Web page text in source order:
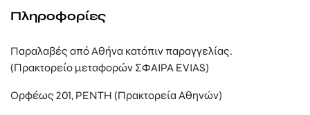
Πληροφορίες
Παραλαβές από Αθήνα κατόπιν παραγγελίας.
(Πρακτορείο μεταφορών ΣΦΑΙΡΑ EVIAS)
Ορφέως 201, ΡΕΝΤΗ (Πρακτορεία Αθηνών)